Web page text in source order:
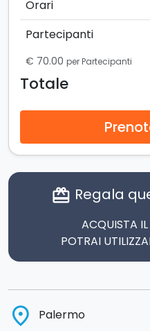
Orari
Partecipanti
€ 70.00 per Partecipanti
Totale
card_giftcard Regala
ACQUISTA
POTRAI
place Palermo